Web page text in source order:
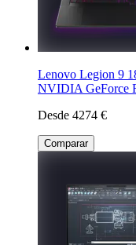
Lenovo Legion 9
NVIDIA GeForce
Desde 4274 €
Comparar